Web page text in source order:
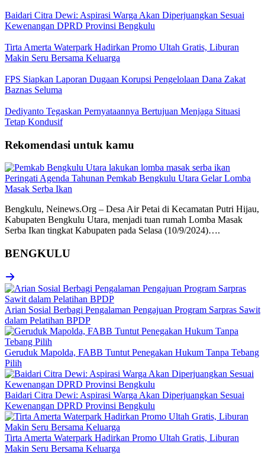
Baidari Citra Dewi: Aspirasi Warga Akan Diperjuangkan Sesuai
Kewenangan DPRD Provinsi Bengkulu
Tirta Amerta Waterpark Hadirkan Promo Ultah Gratis, Liburan
Makin Seru Bersama Keluarga
FPS Siapkan Laporan Dugaan Korupsi Pengelolaan Dana Zakat
Baznas Seluma
Dediyanto Tegaskan Pernyataannya Bertujuan Menjaga Situasi
Tetap Kondusif
Rekomendasi untuk kamu
Peringati Agenda Tahunan Pemkab Bengkulu Utara Gelar Lomba
Masak Serba Ikan
Bengkulu, Neinews.Org – Desa Air Petai di Kecamatan Putri Hijau,
Kabupaten Bengkulu Utara, menjadi tuan rumah Lomba Masak
Serba Ikan tingkat Kabupaten pada Selasa (10/9/2024)….
BENGKULU
Arian Sosial Berbagi Pengalaman Pengajuan Program Sarpras Sawit
dalam Pelatihan BPDP
Geruduk Mapolda, FABB Tuntut Penegakan Hukum Tanpa Tebang
Pilih
Baidari Citra Dewi: Aspirasi Warga Akan Diperjuangkan Sesuai
Kewenangan DPRD Provinsi Bengkulu
Tirta Amerta Waterpark Hadirkan Promo Ultah Gratis, Liburan
Makin Seru Bersama Keluarga